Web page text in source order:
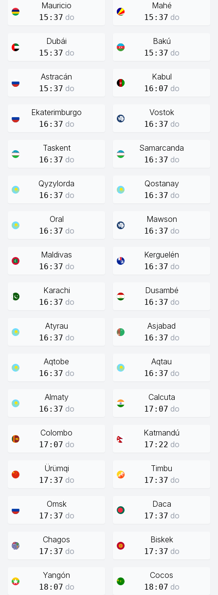
Mauricio
15:37 do
Mahé
15:37 do
Dubái
15:37 do
Bakú
15:37 do
Astracán
15:37 do
Kabul
16:07 do
Ekaterimburgo
16:37 do
Vostok
16:37 do
Taskent
16:37 do
Samarcanda
16:37 do
Qyzylorda
16:37 do
Qostanay
16:37 do
Oral
16:37 do
Mawson
16:37 do
Maldivas
16:37 do
Kerguelén
16:37 do
Karachi
16:37 do
Dusambé
16:37 do
Atyrau
16:37 do
Asjabad
16:37 do
Aqtobe
16:37 do
Aqtau
16:37 do
Almaty
16:37 do
Calcuta
17:07 do
Colombo
17:07 do
Katmandú
17:22 do
Ürümqi
17:37 do
Timbu
17:37 do
Omsk
17:37 do
Daca
17:37 do
Chagos
17:37 do
Biskek
17:37 do
Yangón
18:07 do
Cocos
18:07 do